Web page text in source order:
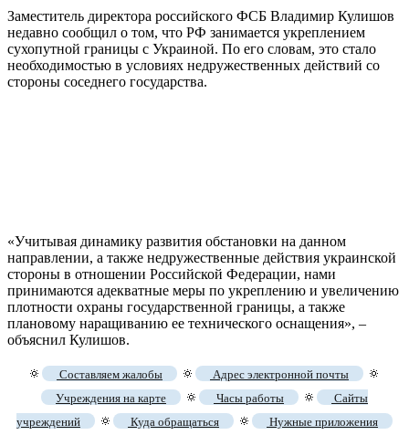
Заместитель директора российского ФСБ Владимир Кулишов
недавно сообщил о том, что РФ занимается укреплением
сухопутной границы с Украиной. По его словам, это стало
необходимостью в условиях недружественных действий со
стороны соседнего государства.
«Учитывая динамику развития обстановки на данном
направлении, а также недружественные действия украинской
стороны в отношении Российской Федерации, нами
принимаются адекватные меры по укреплению и увеличению
плотности охраны государственной границы, а также
плановому наращиванию ее технического оснащения», –
объяснил Кулишов.
🔅 Составляем жалобы 🔅 Адрес электронной почты 🔅
Учреждения на карте 🔅 Часы работы 🔅
Сайты
учреждений
🔅 Куда обращаться 🔅 Нужные приложения